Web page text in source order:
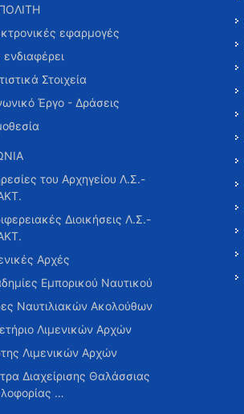
εφαρμογές
Στοιχεία
Έργο - Δράσεις
του Αρχηγείου Λ.Σ.-
Διοικήσεις Λ.Σ.-
Αρχές
Εμπορικού Ναυτικού
Ναυτιλιακών Ακολούθων
Λιμενικών Αρχών
Λιμενικών Αρχών
Διαχείρισης Θαλάσσιας
…